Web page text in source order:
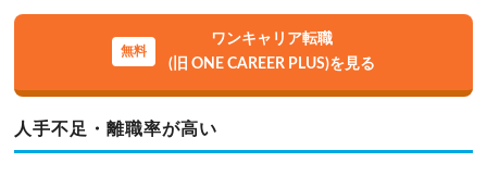
ワンキャリア転職
(旧 ONE CAREER PLUS)を見る
人手不足・離職率が高い